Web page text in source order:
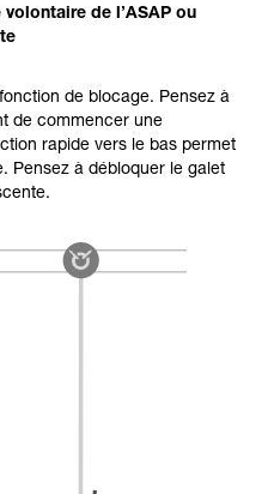
de l’ASAP ou
de blocage. Pensez à
de commencer une
rapide vers le bas permet
Pensez à débloquer le galet